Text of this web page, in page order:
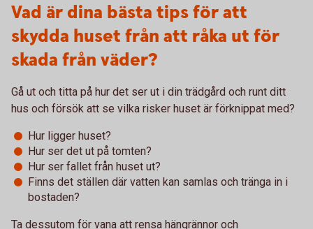
Vad är dina bästa tips för att
skydda huset från att råka ut för
skada från väder?
Gå ut och titta på hur det ser ut i din trädgård och runt ditt
hus och försök att se vilka risker huset är förknippat med?
Hur ligger huset?
Hur ser det ut på tomten?
Hur ser fallet från huset ut?
Finns det ställen där vatten kan samlas och tränga in i
bostaden?
Ta dessutom för vana att rensa hängrännor och